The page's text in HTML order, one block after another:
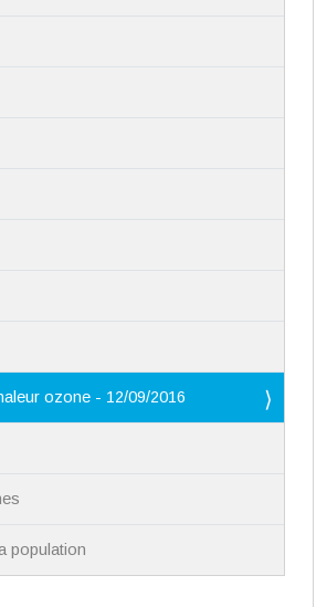
ozone - 12/09/2016
population